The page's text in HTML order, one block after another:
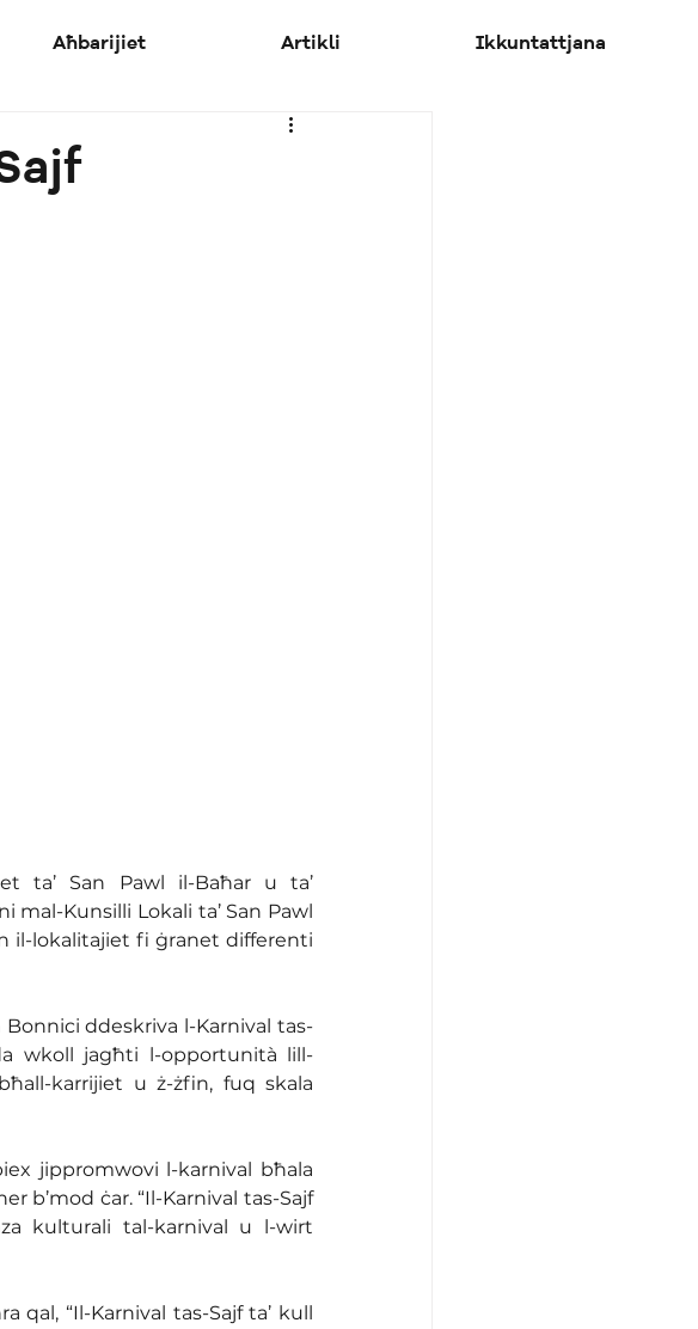
Aħbarijiet Artikli Ikkuntattjana
ta’ San Pawl il-Baħar u ta’
mal-Kunsilli Lokali ta’ San Pawl
il-lokalitajiet fi ġranet differenti
ddeskriva l-Karnival tas-
wkoll jagħti l-opportunità lill-
karrijiet u ż-żfin, fuq skala
jippromwovi l-karnival bħala
b’mod ċar. “Il-Karnival tas-Sajf
kulturali tal-karnival u l-wirt
“Il-Karnival tas-Sajf ta’ kull